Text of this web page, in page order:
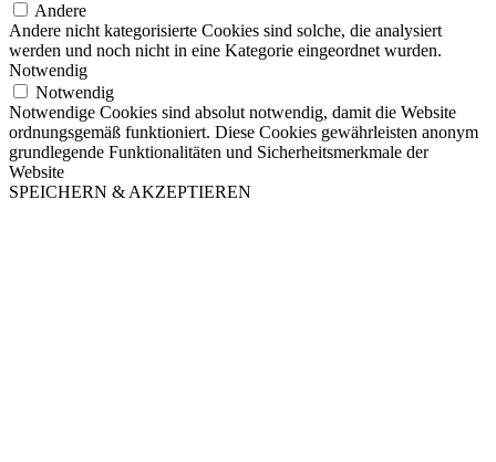
Andere
Andere nicht kategorisierte Cookies sind solche, die analysiert
werden und noch nicht in eine Kategorie eingeordnet wurden.
Notwendig
Notwendig
Notwendige Cookies sind absolut notwendig, damit die Website
ordnungsgemäß funktioniert. Diese Cookies gewährleisten anonym
grundlegende Funktionalitäten und Sicherheitsmerkmale der
Website
SPEICHERN & AKZEPTIEREN